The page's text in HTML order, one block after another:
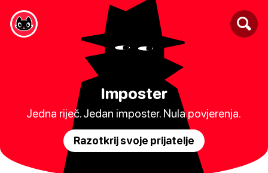
Imposter
Jedna riječ. Jedan imposter. Nula povjerenja.
Razotkrij svoje prijatelje